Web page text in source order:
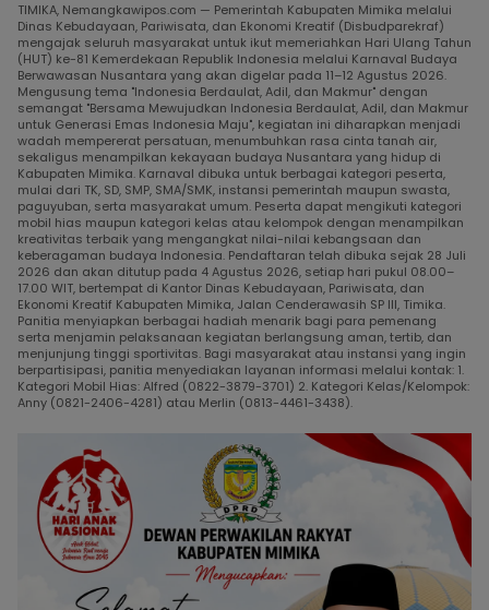
TIMIKA, Nemangkawipos.com — Pemerintah Kabupaten Mimika melalui
Dinas Kebudayaan, Pariwisata, dan Ekonomi Kreatif (Disbudparekraf)
mengajak seluruh masyarakat untuk ikut memeriahkan Hari Ulang Tahun
(HUT) ke-81 Kemerdekaan Republik Indonesia melalui Karnaval Budaya
Berwawasan Nusantara yang akan digelar pada 11–12 Agustus 2026.
Mengusung tema "Indonesia Berdaulat, Adil, dan Makmur" dengan
semangat "Bersama Mewujudkan Indonesia Berdaulat, Adil, dan Makmur
untuk Generasi Emas Indonesia Maju", kegiatan ini diharapkan menjadi
wadah mempererat persatuan, menumbuhkan rasa cinta tanah air,
sekaligus menampilkan kekayaan budaya Nusantara yang hidup di
Kabupaten Mimika. Karnaval dibuka untuk berbagai kategori peserta,
mulai dari TK, SD, SMP, SMA/SMK, instansi pemerintah maupun swasta,
paguyuban, serta masyarakat umum. Peserta dapat mengikuti kategori
mobil hias maupun kategori kelas atau kelompok dengan menampilkan
kreativitas terbaik yang mengangkat nilai-nilai kebangsaan dan
keberagaman budaya Indonesia. Pendaftaran telah dibuka sejak 28 Juli
2026 dan akan ditutup pada 4 Agustus 2026, setiap hari pukul 08.00–
17.00 WIT, bertempat di Kantor Dinas Kebudayaan, Pariwisata, dan
Ekonomi Kreatif Kabupaten Mimika, Jalan Cenderawasih SP III, Timika.
Panitia menyiapkan berbagai hadiah menarik bagi para pemenang
serta menjamin pelaksanaan kegiatan berlangsung aman, tertib, dan
menjunjung tinggi sportivitas. Bagi masyarakat atau instansi yang ingin
berpartisipasi, panitia menyediakan layanan informasi melalui kontak: 1.
Kategori Mobil Hias: Alfred (0822-3879-3701) 2. Kategori Kelas/Kelompok:
Anny (0821-2406-4281) atau Merlin (0813-4461-3438).